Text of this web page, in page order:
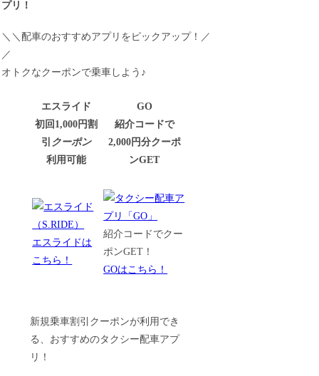
プリ！
＼＼配車のおすすめアプリをピックアップ！／
／
オトクなクーポンで乗車しよう♪
エスライド
初回1,000円割
引 クーポン
利用可能
GO
紹介コードで
2,000円分クーポ
ンGET
エスライドは
こちら！
紹介コードでクー
ポンGET！
GOはこちら！
新規乗車割引クーポンが利用でき
る、おすすめのタクシー配車アプ
リ！